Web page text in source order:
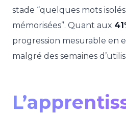
stade “quelques mots
mémorisées”. Quant aux
progression mesurable en
malgré des semaines